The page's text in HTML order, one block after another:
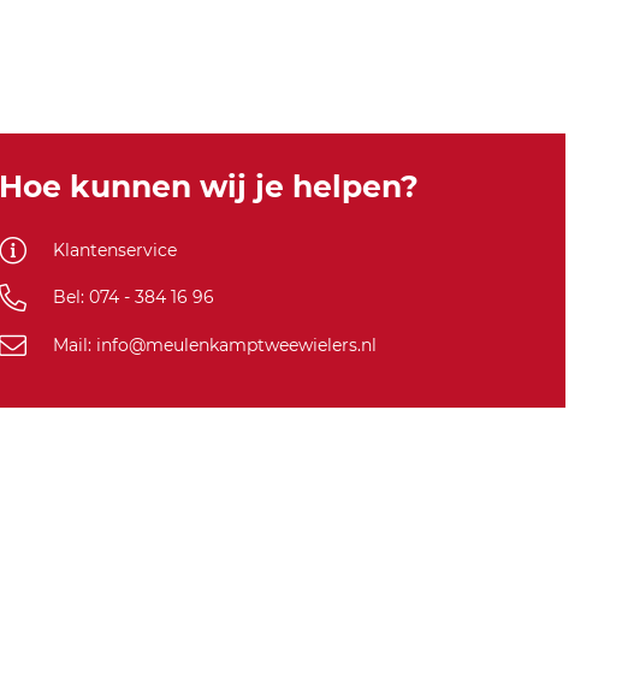
Hoe kunnen wij je helpen?
Klantenservice
Bel: 074 - 384 16 96
Mail: info@meulenkamptweewielers.nl